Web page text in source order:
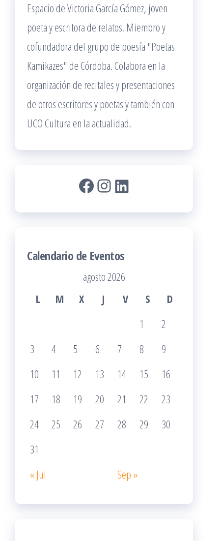
Espacio de Victoria García Gómez, joven
poeta y escritora de relatos. Miembro y
cofundadora del grupo de poesía "Poetas
Kamikazes" de Córdoba. Colabora en la
organización de recitales y presentaciones
de otros escritores y poetas y también con
UCO Cultura en la actualidad.
Facebook
Instagram
LinkedIn
Calendario de Eventos
agosto 2026
L
M X J V S
D
1
2
3
4 5 6 7 8
9
10
11 12 13 14 15
16
17
18 19 20 21 22
23
24
25 26 27 28 29
30
31
« Jul
Sep »